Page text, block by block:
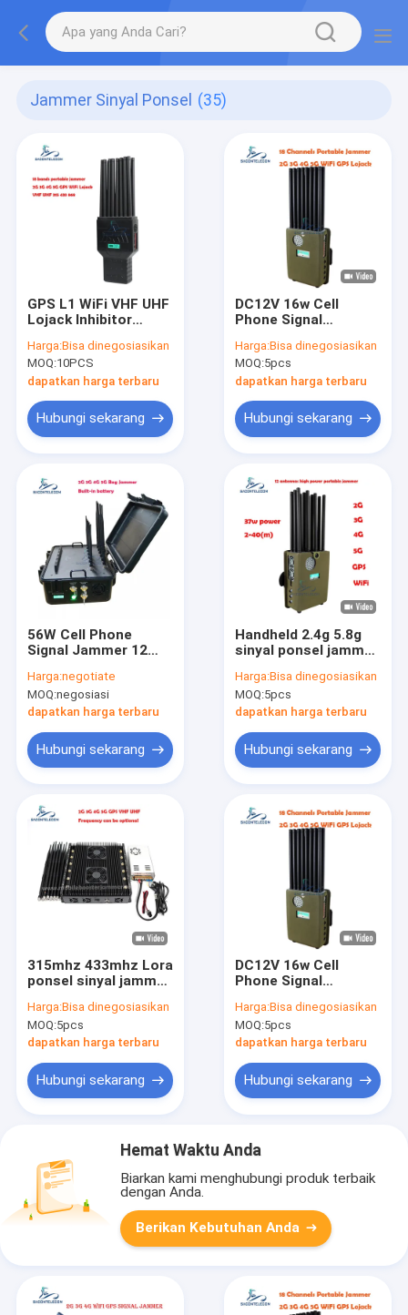
Jammer Sinyal Ponsel (35)
GPS L1 WiFi VHF UHF
Lojack Inhibitor
Anten
Harga:Bisa dinegosiasikan
MOQ:10PCS
dapatkan harga terbaru
Hubungi sekarang
DC12V 16w Cell
Phone Signal
UHF Handheld Signal
Blocker
Harga:Bisa dinegosiasikan
MOQ:5pcs
dapatkan harga terbaru
Hubungi sekarang
56W Cell Phone
Signal Jammer 12
Signal Jammer CDMA
Harga:negotiate
MOQ:negosiasi
dapatkan harga terbaru
Hubungi sekarang
Handheld 2.4g 5.8g
sinyal ponsel jammer
CDMA
Harga:Bisa dinegosiasikan
MOQ:5pcs
dapatkan harga terbaru
Hubungi sekarang
315mhz 433mhz Lora
ponsel sinyal jammer
LOJACK
Harga:Bisa dinegosiasikan
MOQ:5pcs
dapatkan harga terbaru
Hubungi sekarang
DC12V 16w Cell
Phone Signal
UHF Handheld Signal
Blocker
Harga:Bisa dinegosiasikan
MOQ:5pcs
dapatkan harga terbaru
Hubungi sekarang
Hemat Waktu Anda
Biarkan kami menghubungi produk terbaik
dengan Anda.
Berikan Kebutuhan Anda